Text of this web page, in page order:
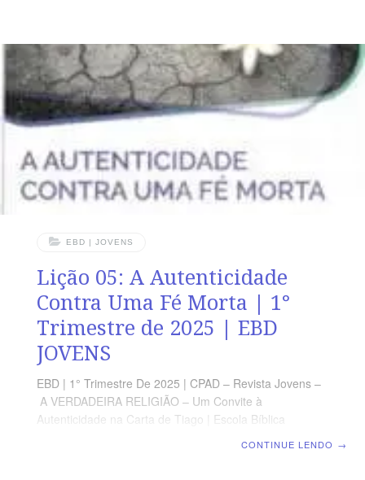
da língua é essencial para uma vida piedosa e uma fé
sadia. LEITURA SEMANAL SEGUNDA-FEIRA – SL
34.13 Guarda a tua línguaTERÇA-FEIRA – Pv 21.23 O
que guarda a língua se livra de
EBD | JOVENS
Lição 05: A Autenticidade
Contra Uma Fé Morta | 1°
Trimestre de 2025 | EBD
JOVENS
EBD | 1° Trimestre De 2025 | CPAD – Revista Jovens –
A VERDADEIRA RELIGIÃO – Um Convite à
Autenticidade na Carta de Tiago | Escola Bíblica
CONTINUE LENDO →